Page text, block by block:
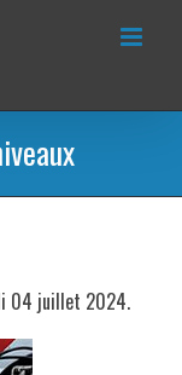
04 juillet 2024.